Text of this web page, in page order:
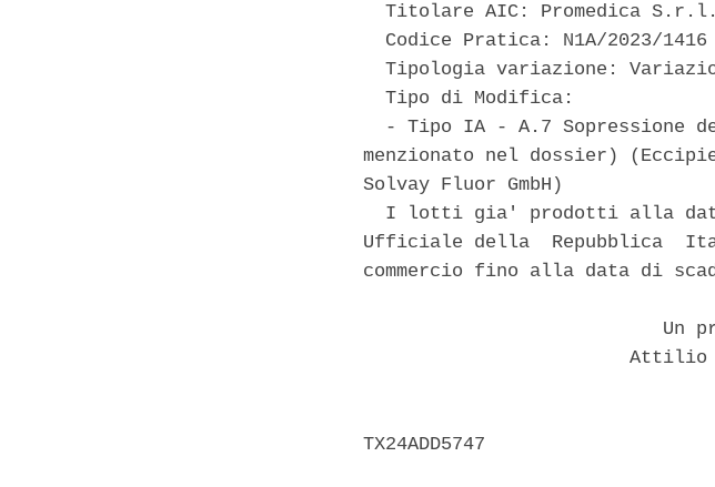
Titolare AIC: Promedica
  Codice Pratica: N1A/2023/1416
Tipologia variazione:
  Tipo di Modifica:
- Tipo IA - A.7 Sopressione
menzionato nel dossier)
Solvay Fluor GmbH)
I lotti gia' prodotti alla
Ufficiale della  Repubblica
commercio fino alla data di
Un
Attilio